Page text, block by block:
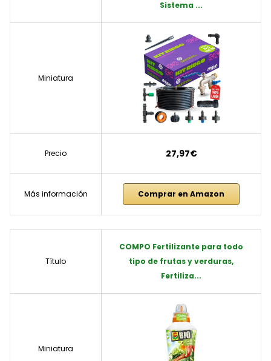
Sistema ...
Miniatura
Precio 27,97€
Más información Comprar en Amazon
Título
COMPO Fertilizante para todo
tipo de frutas y verduras,
Fertiliza...
Miniatura